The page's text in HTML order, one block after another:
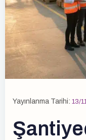
Yayınlanma Tarihi: 13/